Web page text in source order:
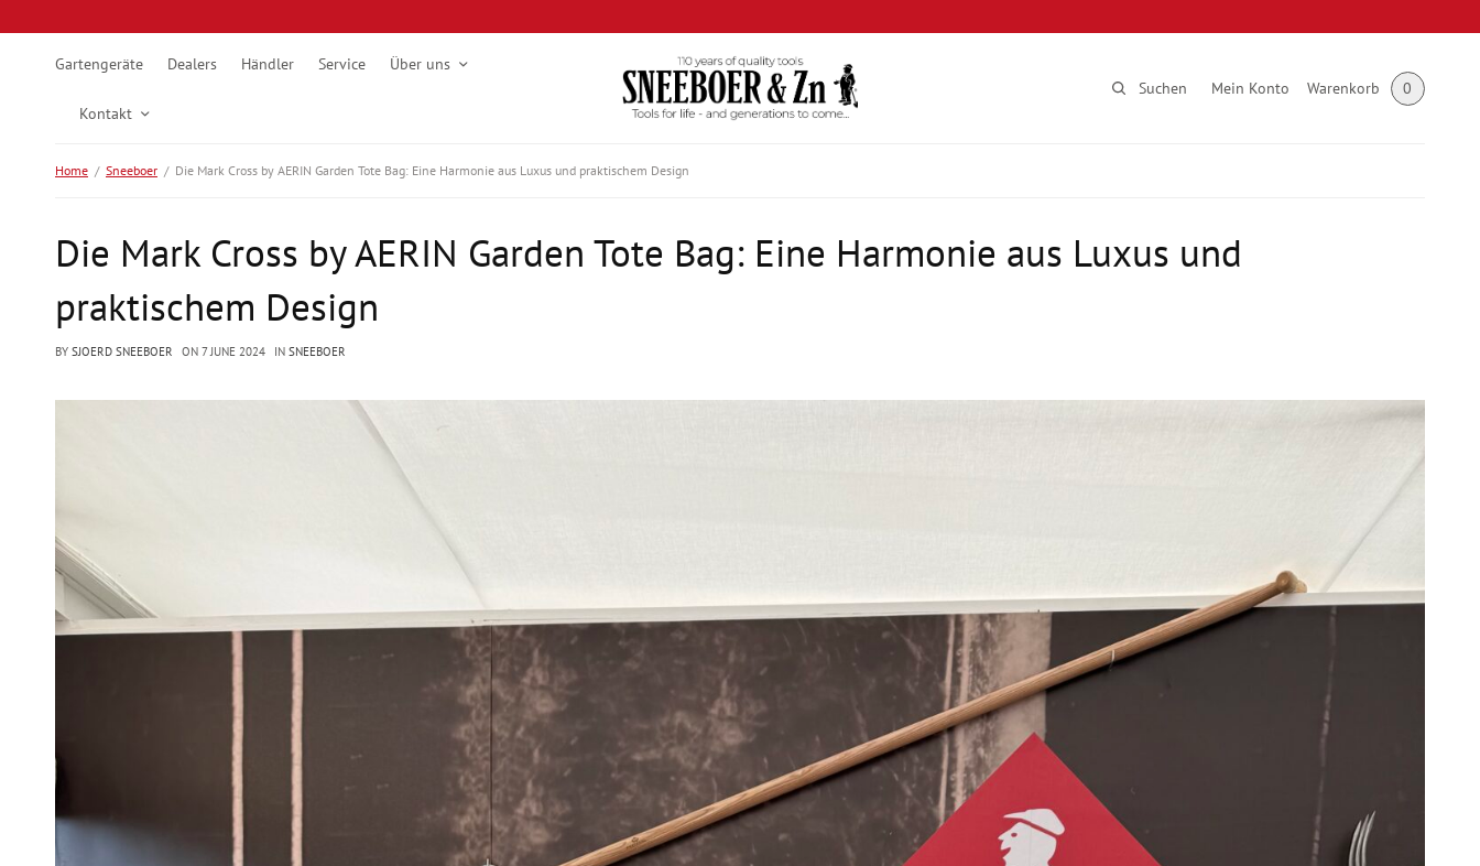
Gartengeräte Dealers Händler Service Über uns
Kontakt
Suchen Mein Konto Warenkorb 0
Home Sneeboer Die Mark Cross by AERIN Garden Tote Bag: Eine Harmonie aus Luxus und praktischem Design
Die Mark Cross by AERIN Garden Tote Bag: Eine Harmonie aus Luxus und
praktischem Design
BY SJOERD SNEEBOER ON 7 JUNE 2024 IN SNEEBOER